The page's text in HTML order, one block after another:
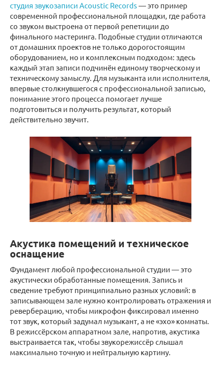
студия звукозаписи Acoustic Records — это пример
современной профессиональной площадки, где работа
со звуком выстроена от первой репетиции до
финального мастеринга. Подобные студии отличаются
от домашних проектов не только дорогостоящим
оборудованием, но и комплексным подходом: здесь
каждый этап записи подчинён единому творческому и
техническому замыслу. Для музыканта или исполнителя,
впервые столкнувшегося с профессиональной записью,
понимание этого процесса помогает лучше
подготовиться и получить результат, который
действительно звучит.
Акустика помещений и техническое
оснащение
Фундамент любой профессиональной студии — это
акустически обработанные помещения. Запись и
сведение требуют принципиально разных условий: в
записывающем зале нужно контролировать отражения и
реверберацию, чтобы микрофон фиксировал именно
тот звук, который задумал музыкант, а не «эхо» комнаты.
В режиссёрском аппаратном зале, напротив, акустика
выстраивается так, чтобы звукорежиссёр слышал
максимально точную и нейтральную картину.